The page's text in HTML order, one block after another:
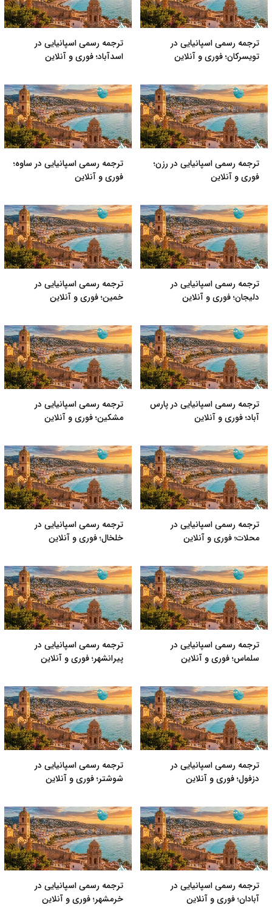
ترجمه رسمی اسپانیایی در
تویسرکان؛ فوری و آنلاین
ترجمه رسمی اسپانیایی در
اسدآباد؛ فوری و آنلاین
ترجمه رسمی اسپانیایی در رزن؛
فوری و آنلاین
ترجمه رسمی اسپانیایی در ساوه؛
فوری و آنلاین
ترجمه رسمی اسپانیایی در
دلیجان؛ فوری و آنلاین
ترجمه رسمی اسپانیایی در
خمین؛ فوری و آنلاین
ترجمه رسمی اسپانیایی در پارس
آباد؛ فوری و آنلاین
ترجمه رسمی اسپانیایی در
مشکین؛ فوری و آنلاین
ترجمه رسمی اسپانیایی در
محلات؛ فوری و آنلاین
ترجمه رسمی اسپانیایی در
خلخال؛ فوری و آنلاین
ترجمه رسمی اسپانیایی در
سلماس؛ فوری و آنلاین
ترجمه رسمی اسپانیایی در
پیرانشهر؛ فوری و آنلاین
ترجمه رسمی اسپانیایی در
دزفول؛ فوری و آنلاین
ترجمه رسمی اسپانیایی در
شوشتر؛ فوری و آنلاین
ترجمه رسمی اسپانیایی در
آبادان؛ فوری و آنلاین
ترجمه رسمی اسپانیایی در
خرمشهر؛ فوری و آنلاین